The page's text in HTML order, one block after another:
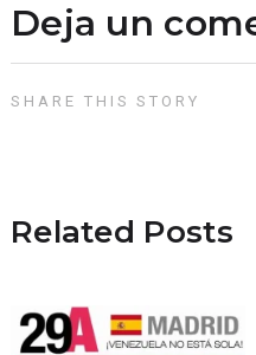
Deja un
SHARE THIS STORY
Related Posts